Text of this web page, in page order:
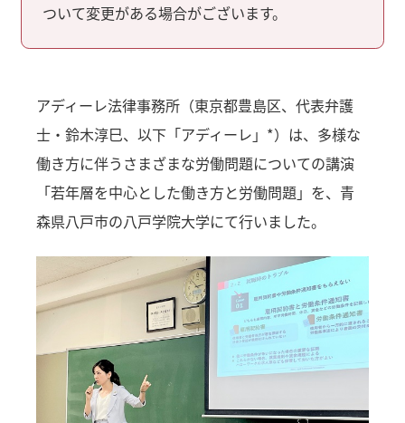
ついて変更がある場合がございます。
アディーレ法律事務所（東京都豊島区、代表弁護
士・鈴木淳巳、以下「アディーレ」*）は、多様な
働き方に伴うさまざまな労働問題についての講演
「若年層を中心とした働き方と労働問題」を、青
森県八戸市の八戸学院大学にて行いました。